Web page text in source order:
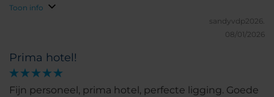
Toon info
sandyvdp2026.
08/01/2026
Prima hotel!
Fijn personeel, prima hotel, perfecte ligging. Goede